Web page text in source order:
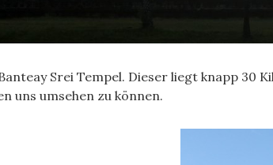
Srei Tempel. Dieser liegt knapp 30
uns umsehen zu können.